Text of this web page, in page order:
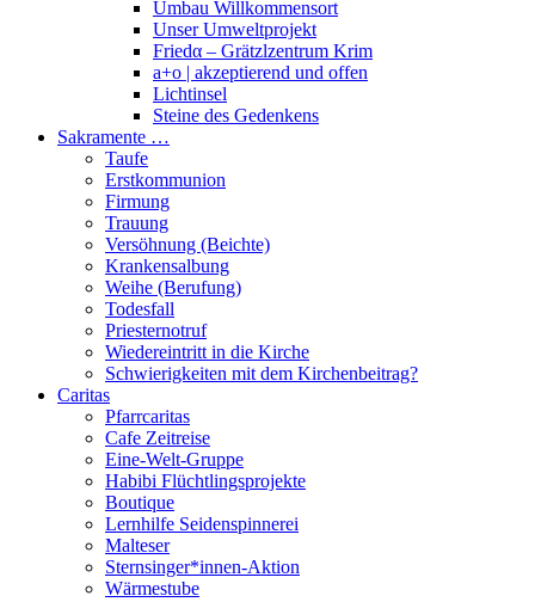
Umbau Willkommensort
Unser Umweltprojekt
Friedα – Grätzlzentrum Krim
a+o | akzeptierend und offen
Lichtinsel
Steine des Gedenkens
Sakramente …
Taufe
Erstkommunion
Firmung
Trauung
Versöhnung (Beichte)
Krankensalbung
Weihe (Berufung)
Todesfall
Priesternotruf
Wiedereintritt in die Kirche
Schwierigkeiten mit dem Kirchenbeitrag?
Caritas
Pfarrcaritas
Cafe Zeitreise
Eine-Welt-Gruppe
Habibi Flüchtlingsprojekte
Boutique
Lernhilfe Seidenspinnerei
Malteser
Sternsinger*innen-Aktion
Wärmestube